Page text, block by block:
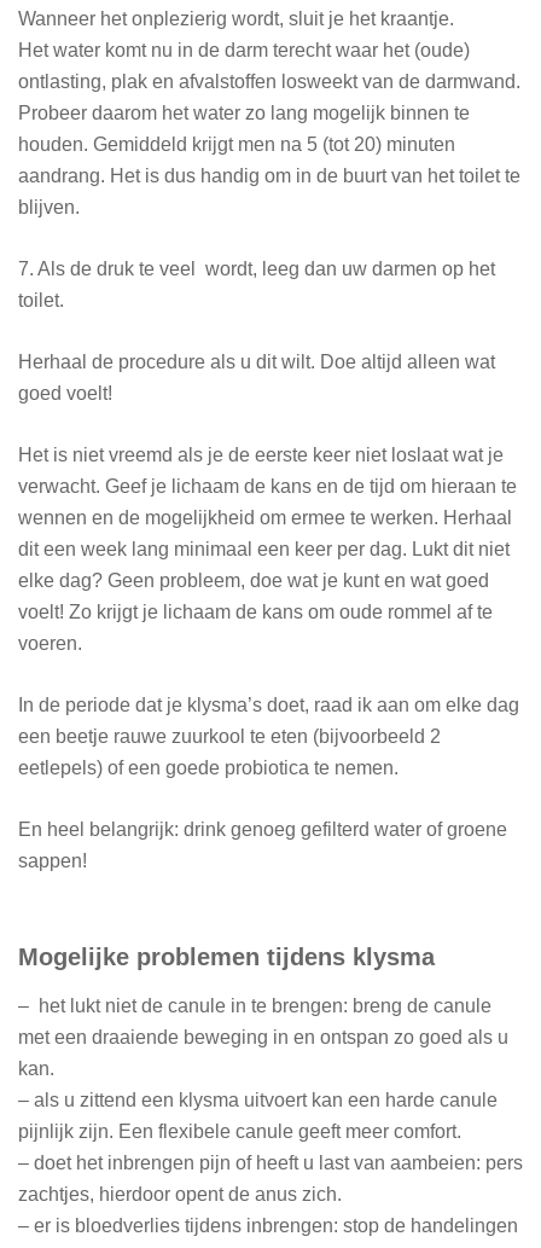
Wanneer het onplezierig wordt, sluit je het kraantje.
Het water komt nu in de darm terecht waar het (oude)
ontlasting, plak en afvalstoffen losweekt van de darmwand.
Probeer daarom het water zo lang mogelijk binnen te
houden. Gemiddeld krijgt men na 5 (tot 20) minuten
aandrang. Het is dus handig om in de buurt van het toilet te
blijven.
7. Als de druk te veel wordt, leeg dan uw darmen op het
toilet.
Herhaal de procedure als u dit wilt. Doe altijd alleen wat
goed voelt!
Het is niet vreemd als je de eerste keer niet loslaat wat je
verwacht. Geef je lichaam de kans en de tijd om hieraan te
wennen en de mogelijkheid om ermee te werken. Herhaal
dit een week lang minimaal een keer per dag. Lukt dit niet
elke dag? Geen probleem, doe wat je kunt en wat goed
voelt! Zo krijgt je lichaam de kans om oude rommel af te
voeren.
In de periode dat je klysma’s doet, raad ik aan om elke dag
een beetje rauwe zuurkool te eten (bijvoorbeeld 2
eetlepels) of een goede probiotica te nemen.
En heel belangrijk: drink genoeg gefilterd water of groene
sappen!
Mogelijke problemen tijdens klysma
– het lukt niet de canule in te brengen: breng de canule
met een draaiende beweging in en ontspan zo goed als u
kan.
– als u zittend een klysma uitvoert kan een harde canule
pijnlijk zijn. Een flexibele canule geeft meer comfort.
– doet het inbrengen pijn of heeft u last van aambeien: pers
zachtjes, hierdoor opent de anus zich.
– er is bloedverlies tijdens inbrengen: stop de handelingen